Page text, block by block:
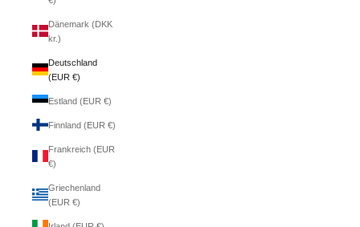
Dänemark (DKK
kr.)
Deutschland
(EUR €)
Estland (EUR €)
Finnland (EUR €)
Frankreich (EUR
€)
Griechenland
(EUR €)